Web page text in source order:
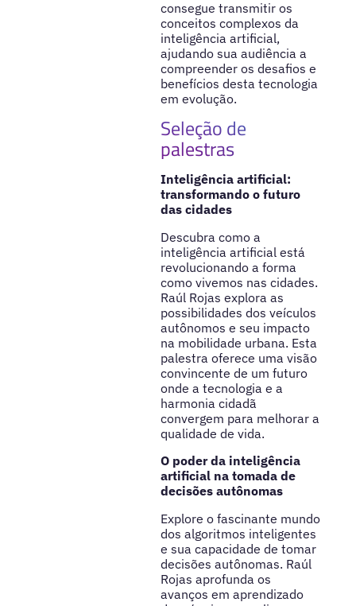
consegue transmitir os
conceitos complexos da
inteligência artificial,
ajudando sua audiência a
compreender os desafios e
benefícios desta tecnologia
em evolução.
Seleção de
palestras
Inteligência artificial:
transformando o futuro
das cidades
Descubra como a
inteligência artificial está
revolucionando a forma
como vivemos nas cidades.
Raúl Rojas explora as
possibilidades dos veículos
autônomos e seu impacto
na mobilidade urbana. Esta
palestra oferece uma visão
convincente de um futuro
onde a tecnologia e a
harmonia cidadã
convergem para melhorar a
qualidade de vida.
O poder da inteligência
artificial na tomada de
decisões autônomas
Explore o fascinante mundo
dos algoritmos inteligentes
e sua capacidade de tomar
decisões autônomas. Raúl
Rojas aprofunda os
avanços em aprendizado